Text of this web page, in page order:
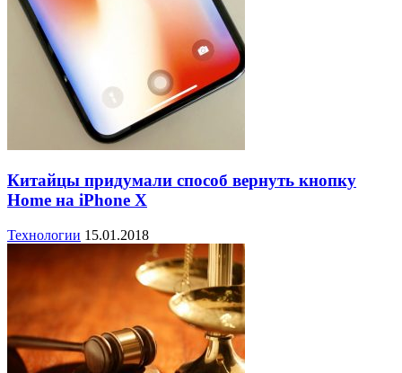
Китайцы придумали способ вернуть кнопку
Home на iPhone X
Технологии 15.01.2018